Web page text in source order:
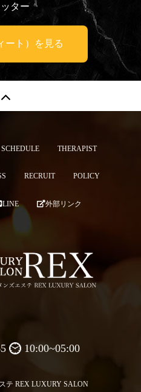
ター
ート）を見る
SCHEDULE THERAPIST
RECRUIT POLICY
LINE 外部リンク
10:00~05:00
テ REX LUXURY SALON